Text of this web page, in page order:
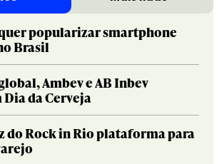
popularizar smartphone
Brasil
Ambev e AB Inbev
da Cerveja
do Rock in Rio plataforma para